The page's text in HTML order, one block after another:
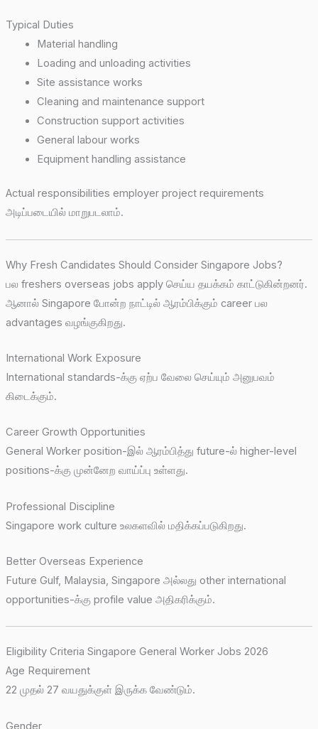
Typical Duties
Material handling
Loading and unloading activities
Site assistance works
Cleaning and maintenance support
Construction support activities
General labour works
Equipment handling assistance
Actual responsibilities employer project requirements
அடிப்படையில் மாறுபடலாம்.
Why Fresh Candidates Should Consider Singapore Jobs?
பல freshers overseas jobs apply செய்ய தயக்கம் காட்டுகின்றனர்.
ஆனால் Singapore போன்ற நாட்டில் ஆரம்பிக்கும் career பல
advantages வழங்குகிறது.
International Work Exposure
International standards-க்கு ஏற்ப வேலை செய்யும் அனுபவம்
கிடைக்கும்.
Career Growth Opportunities
General Worker position-இல் ஆரம்பித்து future-ல் higher-level
positions-க்கு முன்னேற வாய்ப்பு உள்ளது.
Professional Discipline
Singapore work culture உலகளவில் மதிக்கப்படுகிறது.
Better Overseas Experience
Future Gulf, Malaysia, Singapore அல்லது other international
opportunities-க்கு profile value அதிகரிக்கும்.
Eligibility Criteria Singapore General Worker Jobs 2026
Age Requirement
22 முதல் 27 வயதுக்குள் இருக்க வேண்டும்.
Gender